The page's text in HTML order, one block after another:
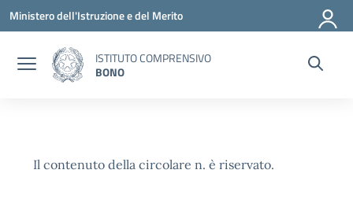
Vai ai contenuti
Vai al menu di navigazione
Vai al footer
Ministero dell'Istruzione e del Merito
ISTITUTO COMPRENSIVO
BONO
Il contenuto della circolare n. è riservato.